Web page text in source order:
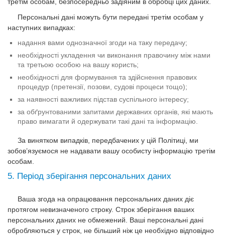
Персональні дані можуть бути передані третім особам у
наступних випадках:
надання вами однозначної згоди на таку передачу;
необхідності укладення чи виконання правочину між нами
та третьою особою на вашу користь;
необхідності для формування та здійснення правових
процедур (претензії, позови, судові процеси тощо);
за наявності важливих підстав суспільного інтересу;
за обґрунтованими запитами державних органів, які мають
право вимагати й одержувати такі дані та інформацію.
За винятком випадків, передбачених у цій Політиці, ми
зобов’язуємося не надавати вашу особисту інформацію третім
особам.
5. Період зберігання персональних даних
Ваша згода на опрацювання персональних даних діє
протягом невизначеного строку. Строк зберігання ваших
персональних даних не обмежений. Ваші персональні дані
обробляються у строк, не більший ніж це необхідно відповідно